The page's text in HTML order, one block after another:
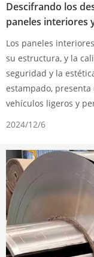
Descifrando los
paneles interiores
Los paneles
su estructura, y la
seguridad y la
estampado,
vehículos ligeros y
2024/12/6